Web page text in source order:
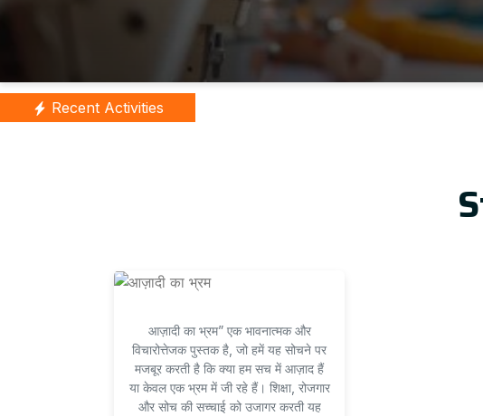
Recent Activities
आज़ादी का भ्रम” एक भावनात्मक और
विचारोत्तेजक पुस्तक है, जो हमें यह सोचने पर
मजबूर करती है कि क्या हम सच में आज़ाद हैं
या केवल एक भ्रम में जी रहे हैं। शिक्षा, रोजगार
और सोच की सच्चाई को उजागर करती यह